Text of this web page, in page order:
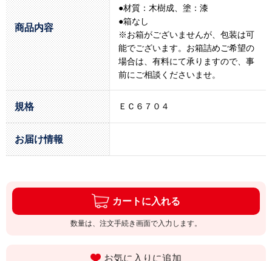
商品内容
●材質：木樹成、塗：漆
●箱なし
※お箱がございませんが、包装は可
能でございます。お箱詰めご希望の
場合は、有料にて承りますので、事
前にご相談くださいませ。
規格 ＥＣ６７０４
お届け情報
カートに入れる
数量は、注文手続き画面で入力します。
お気に入りに追加